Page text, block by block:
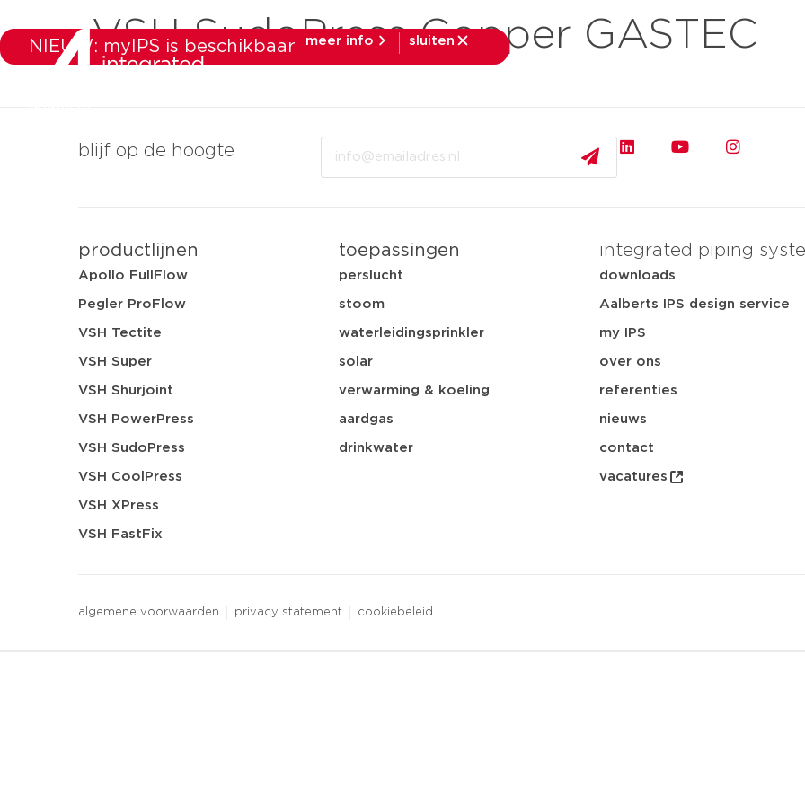
NIEUW: myIPS is beschikbaar meer info
sluiten
VSH SudoPress Copper GASTEC
blijf op de hoogte
productlijnen
Apollo FullFlow
Pegler ProFlow
VSH Tectite
VSH Super
VSH Shurjoint
VSH PowerPress
VSH SudoPress
VSH CoolPress
VSH XPress
VSH FastFix
toepassingen
perslucht
stoom
waterleidingsprinkler
solar
verwarming & koeling
aardgas
drinkwater
integrated piping
downloads
Aalberts IPS design service
my IPS
over ons
referenties
nieuws
contact
vacatures
algemene voorwaarden privacy statement cookiebeleid